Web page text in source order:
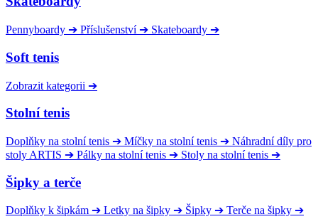
Pennyboardy ➔ Příslušenství ➔ Skateboardy ➔
Soft tenis
Zobrazit kategorii ➔
Stolní tenis
Doplňky na stolní tenis ➔ Míčky na stolní tenis ➔ Náhradní díly pro
stoly ARTIS ➔ Pálky na stolní tenis ➔ Stoly na stolní tenis ➔
Šipky a terče
Doplňky k šipkám ➔ Letky na šipky ➔ Šipky ➔ Terče na šipky ➔